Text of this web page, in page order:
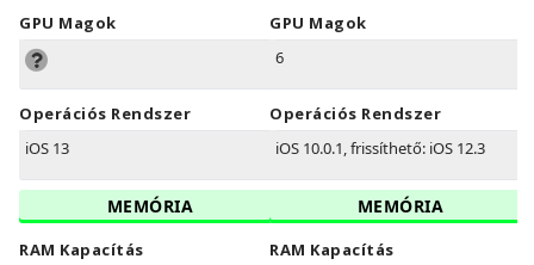
GPU Magok
Operációs Rendszer
iOS 13
MEMÓRIA
RAM Kapacítás
GPU Magok
6
Operációs Rendszer
iOS 10.0.1, frissíthető: iOS 12.3
MEMÓRIA
RAM Kapacítás